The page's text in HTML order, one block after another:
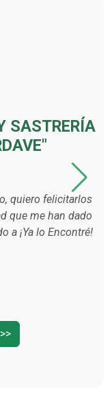
SASTRERÍA
quiero felicitarlos
que me han dado
a ¡Ya lo Encontré!